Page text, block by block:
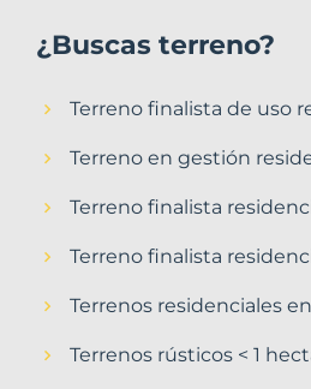
¿Buscas terreno?
Terreno finalista de uso
Terreno en gestión
Terreno finalista
Terreno finalista
Terrenos residenciales
Terrenos rústicos < 1